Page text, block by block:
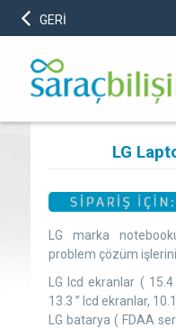
GERİ
LG
LG marka
problem çözüm işlerini
LG lcd ekranlar (
13.3 ” lcd ekranlar,
LG batarya ( FDAA